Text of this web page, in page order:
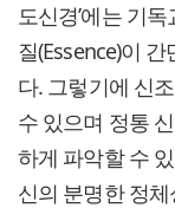
도신경’에는 기
질(Essence)이
다. 그렇기에 신
수 있으며 정통
하게 파악할 수
신의 분명한 정